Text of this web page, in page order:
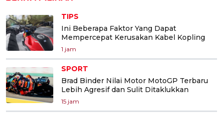
TIPS
Ini Beberapa Faktor Yang Dapat
Mempercepat Kerusakan Kabel Kopling
1 jam
SPORT
Brad Binder Nilai Motor MotoGP Terbaru
Lebih Agresif dan Sulit Ditaklukkan
15 jam